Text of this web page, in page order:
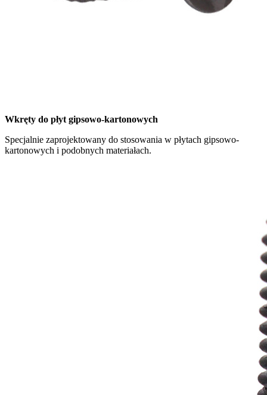
Wkręty do płyt gipsowo-kartonowych
Specjalnie zaprojektowany do stosowania w płytach gipsowo-
kartonowych i podobnych materiałach.